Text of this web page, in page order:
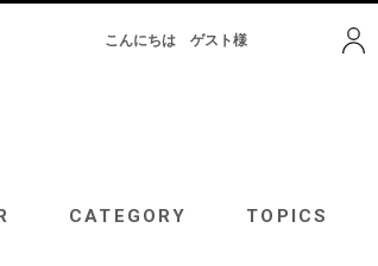
こんにちはゲスト様
CATEGORY TOPICS